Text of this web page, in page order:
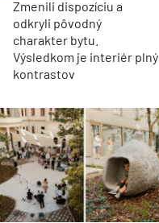
Zmenili dispozíciu a
odkryli pôvodný
charakter bytu.
Výsledkom je interiér plný
kontrastov